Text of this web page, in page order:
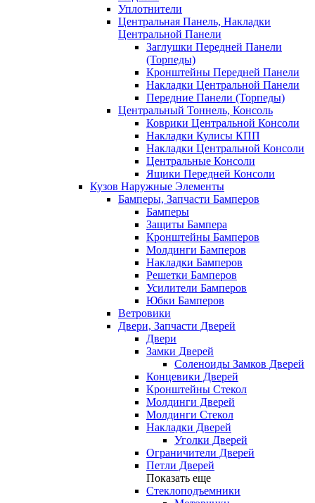
Уплотнители
Центральная Панель, Накладки
Центральной Панели
Заглушки Передней Панели
(Торпеды)
Кронштейны Передней Панели
Накладки Центральной Панели
Передние Панели (Торпеды)
Центральный Тоннель, Консоль
Коврики Центральной Консоли
Накладки Кулисы КПП
Накладки Центральной Консоли
Центральные Консоли
Ящики Передней Консоли
Кузов Наружные Элементы
Бамперы, Запчасти Бамперов
Бамперы
Защиты Бампера
Кронштейны Бамперов
Молдинги Бамперов
Накладки Бамперов
Решетки Бамперов
Усилители Бамперов
Юбки Бамперов
Ветровики
Двери, Запчасти Дверей
Двери
Замки Дверей
Соленоиды Замков Дверей
Концевики Дверей
Кронштейны Стекол
Молдинги Дверей
Молдинги Стекол
Накладки Дверей
Уголки Дверей
Ограничители Дверей
Петли Дверей
Показать еще
Стеклоподъемники